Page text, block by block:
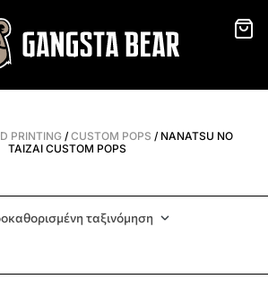
PRINTING / CUSTOM POPS / NANATSU NO
TAIZAI CUSTOM POPS
ταξινόμηση